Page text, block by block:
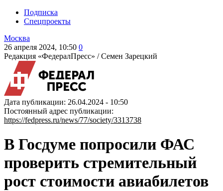
Подписка
Спецпроекты
Москва
26 апреля 2024, 10:50 0
Редакция «ФедералПресс» /Семен Зарецкий
Дата публикации: 26.04.2024 - 10:50
Постоянный адрес публикации:
https://fedpress.ru/news/77/society/3313738
В Госдуме попросили ФАС
проверить стремительный
рост стоимости авиабилетов